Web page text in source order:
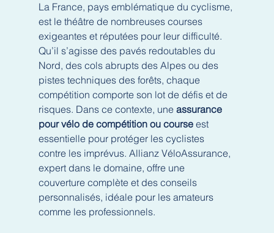
La France, pays emblématique du cyclisme,
est le théâtre de nombreuses courses
exigeantes et réputées pour leur difficulté.
Qu’il s’agisse des pavés redoutables du
Nord, des cols abrupts des Alpes ou des
pistes techniques des forêts, chaque
compétition comporte son lot de défis et de
risques. Dans ce contexte, une assurance
pour vélo de compétition ou course est
essentielle pour protéger les cyclistes
contre les imprévus. Allianz VéloAssurance,
expert dans le domaine, offre une
couverture complète et des conseils
personnalisés, idéale pour les amateurs
comme les professionnels.